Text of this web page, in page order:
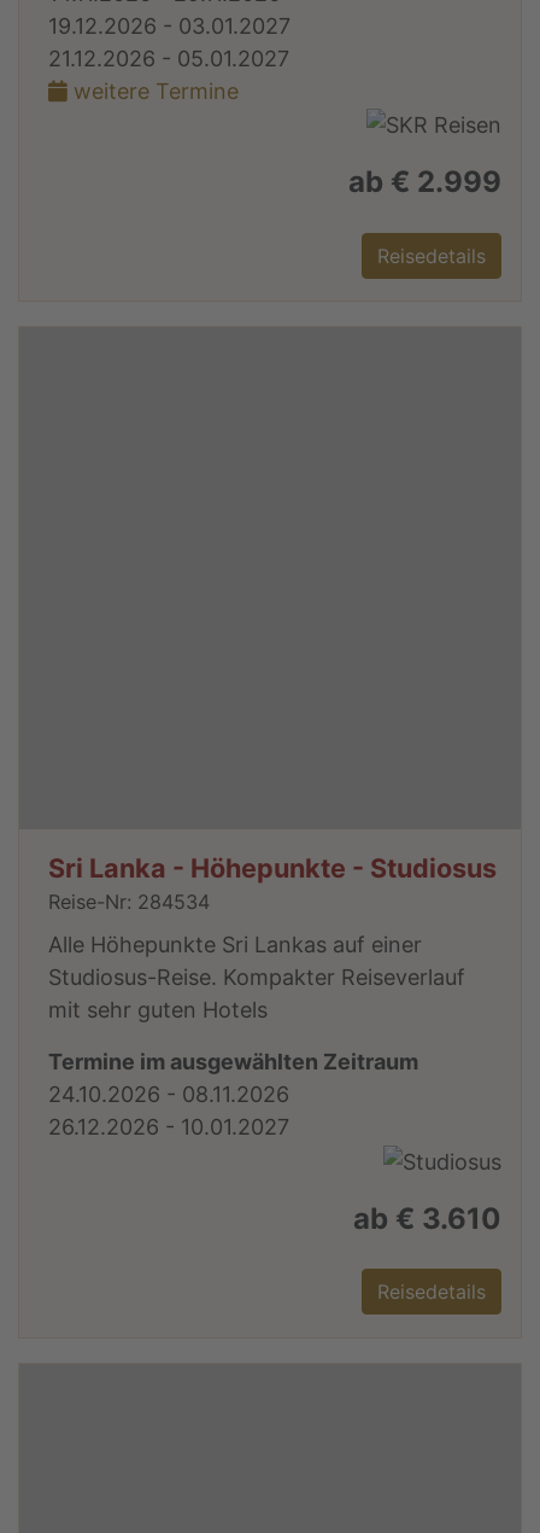
19.12.2026 - 03.01.2027
21.12.2026 - 05.01.2027
weitere Termine
ab € 2.999
Reisedetails
Sri Lanka - Höhepunkte - Studiosus
Reise-Nr: 284534
Alle Höhepunkte Sri Lankas auf einer
Studiosus-Reise. Kompakter Reiseverlauf
mit sehr guten Hotels
Termine im ausgewählten Zeitraum
24.10.2026 - 08.11.2026
26.12.2026 - 10.01.2027
ab € 3.610
Reisedetails